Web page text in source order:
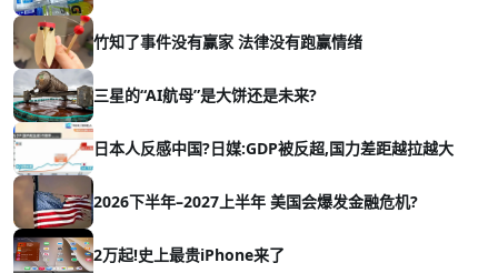
竹知了事件没有赢家 法律没有跑赢情绪
三星的“AI航母”是大饼还是未来?
日本人反感中国?日媒:GDP被反超,国力差距越拉越大
2026下半年–2027上半年 美国会爆发金融危机?
2万起!史上最贵iPhone来了